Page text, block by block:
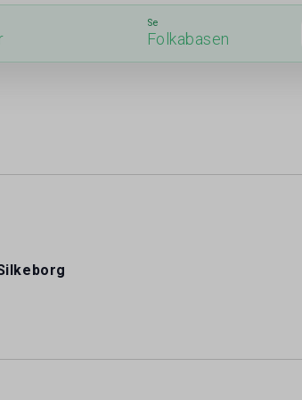
Se
Folkabasen